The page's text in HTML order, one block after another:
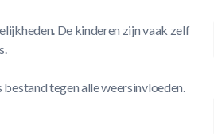
De kinderen zijn vaak zelf
tegen alle weersinvloeden.